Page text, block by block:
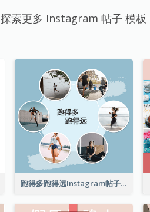
探索更多 Instagram 帖子 模板
跑得多跑得远Instagram帖子